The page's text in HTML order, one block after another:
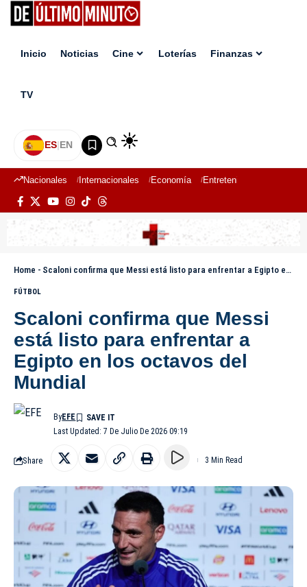
Inicio Noticias Cine Loterías Finanzas
TV
ES|EN
Nacionales Internacionales Economía Entretenimiento
Home - Scaloni confirma que Messi está listo para enfrentar a Egipto en los octavos del Mundial
FÚTBOL
Scaloni confirma que Messi
está listo para enfrentar a
Egipto en los octavos del
Mundial
Last Updated: 7 De Julio De 2026 09:19
ByEFE
Share 3 Min Read